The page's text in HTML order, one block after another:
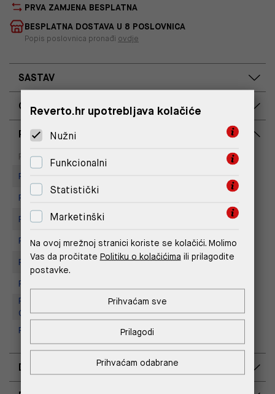
PRVA ZAMJENA BESPLATNA
BESPLATNA DOSTAVA U 8 POSLOVNICA
Popis poslovnica pronađi ovdje
SASTAV
OPIS PROIZVODA
RASPOLOŽIVOST PO POSLOVNICAMA
Poslovnica
Na upit
Replay store, Arena centar
Replay Store, City Center One
Replay Store, Supernova Zadar
Replay Store, Joker Centar
Replay Store, Mall of Split
Replay store, Tower Centar
Replay Outlet Store, Designer
Outlet Croatia
Replay Outlet Store, Split
DOSTAVA
Reverto.hr upotrebljava kolačiće
Nužni
Funkcionalni
Statistički
Marketinški
Na ovoj mrežnoj stranici koriste se kolačići. Molimo
Vas da pročitate Politiku o kolačićima ili prilagodite
postavke.
Prihvaćam odabrane
Prilagodi
Prihvaćam sve